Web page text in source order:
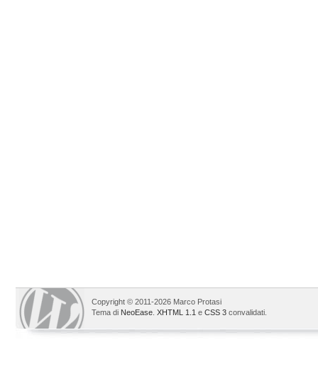
Copyright © 2011-2026 Marco Protasi
Tema di NeoEase XHTML 1.1 e CSS 3 convalidati.